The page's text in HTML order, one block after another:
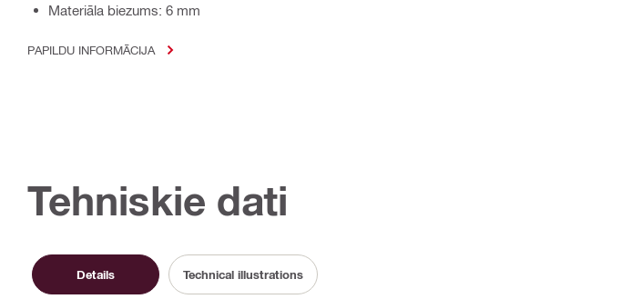
Materiāla biezums: 6 mm
PAPILDU INFORMĀCIJA
Tehniskie dati
Details Technical illustrations